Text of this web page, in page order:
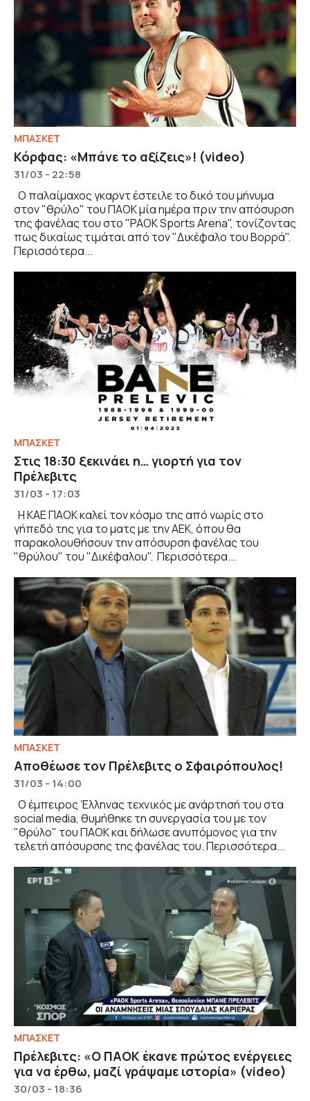
ΜΠΑΣΚΕΤ
Κόρφας: «Μπάνε το αξίζεις»! (video)
31/03 - 22:58
Ο παλαίμαχος γκαρντ έστειλε το δικό του μήνυμα
στον "θρύλο" του ΠΑΟΚ μία ημέρα πριν την απόσυρση
της φανέλας του στο "PAOK Sports Arena", τονίζοντας
πως δικαίως τιμάται από τον "Δικέφαλο του Βορρά".
Περισσότερα...
ΜΠΑΣΚΕΤ
Στις 18:30 ξεκινάει η… γιορτή για τον
Πρέλεβιτς
31/03 - 17:03
Η ΚΑΕ ΠΑΟΚ καλεί τον κόσμο της από νωρίς στο
γήπεδό της για το ματς με την ΑΕΚ, όπου θα
παρακολουθήσουν την απόσυρση φανέλας του
"θρύλου" του "Δικέφαλου". Περισσότερα...
ΜΠΑΣΚΕΤ
Αποθέωσε τον Πρέλεβιτς ο Σφαιρόπουλος!
31/03 - 14:00
Ο έμπειρος Έλληνας τεχνικός με ανάρτησή του στα
social media, θυμήθηκε τη συνεργασία του με τον
"θρύλο" του ΠΑΟΚ και δήλωσε ανυπόμονος για την
τελετή απόσυρσης της φανέλας του. Περισσότερα...
ΜΠΑΣΚΕΤ
Πρέλεβιτς: «O ΠΑΟΚ έκανε πρώτος ενέργειες
για να έρθω, μαζί γράψαμε ιστορία» (video)
30/03 - 18:36